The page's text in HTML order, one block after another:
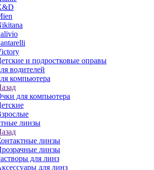
и подростковые оправы
водителей
компьютера
для компьютера
линзы
линзы
линзы
для линз
для линз